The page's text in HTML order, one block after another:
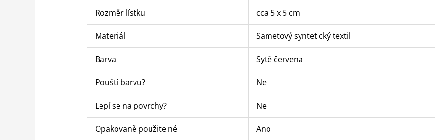
Rozměr lístku cca 5 x 5 cm
Materiál Sametový syntetický textil
Barva Sytě červená
Pouští barvu? Ne
Lepí se na povrchy? Ne
Opakovaně použitelné Ano